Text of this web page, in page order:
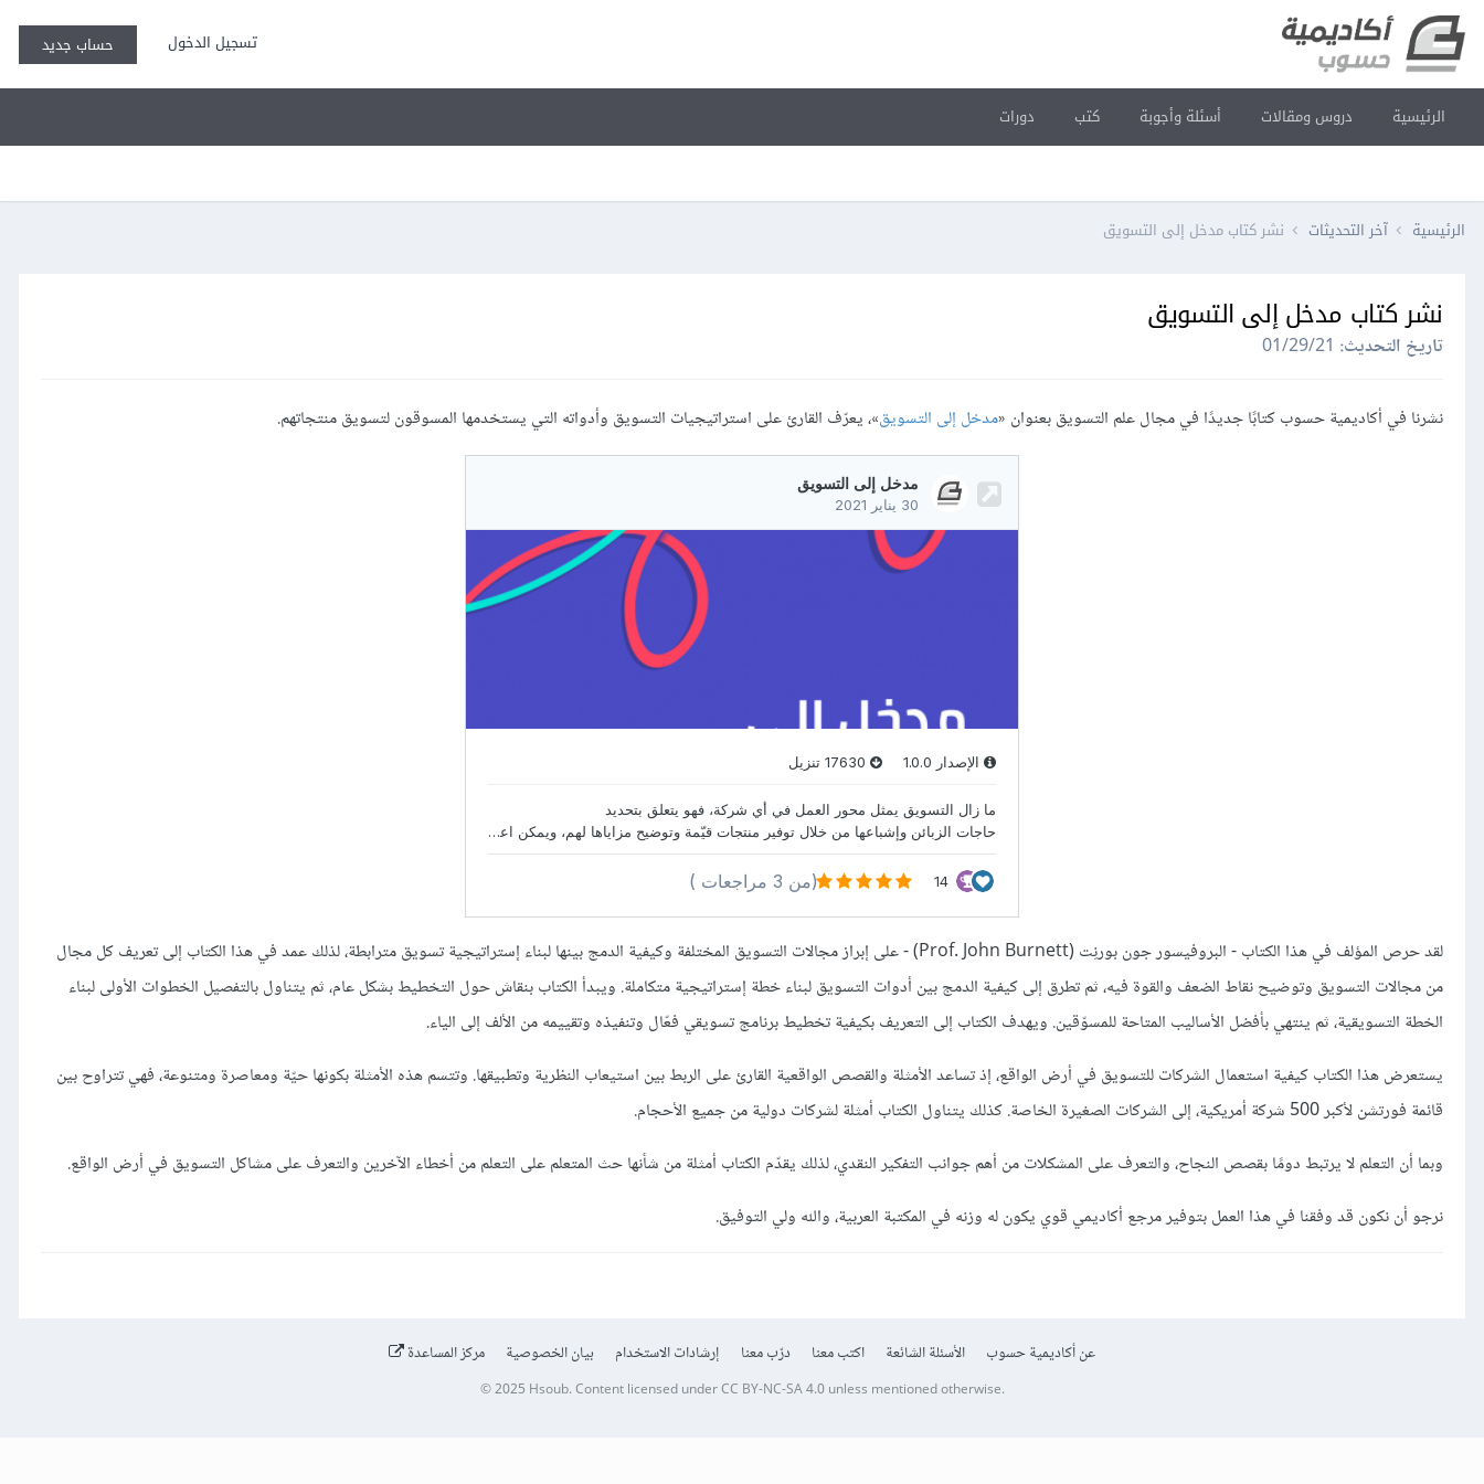
تسجيل الدخول حساب جديد
الرئيسية دروس ومقالات أسئلة وأجوبة كتب دورات
الرئيسية آخر التحديثات نشر كتاب مدخل إلى التسويق
نشر كتاب مدخل إلى التسويق
تاريخ التحديث:
نشرنا في أكاديمية حسوب كتابًا جديدًا في مجال علم التسويق بعنوان «مدخل إلى التسويق»، يعرّف القارئ على استراتيجيات التسويق وأدواته التي يستخدمها المسوقون لتسويق منتجاتهم.
لقد حرص المؤلف في هذا الكتاب - البروفيسور جون بورنِت (Prof. John Burnett) - على إبراز مجالات التسويق المختلفة وكيفية الدمج بينها لبناء إستراتيجية تسويق مترابطة، لذلك عمد في هذا الكتاب إلى تعريف كل مجال
من مجالات التسويق وتوضيح نقاط الضعف والقوة فيه، ثم تطرق إلى كيفية الدمج بين أدوات التسويق لبناء خطة إستراتيجية متكاملة. ويبدأ الكتاب بنقاش حول التخطيط بشكل عام، ثم يتناول بالتفصيل الخطوات الأولى لبناء
الخطة التسويقية، ثم ينتهي بأفضل الأساليب المتاحة للمسوّقين. ويهدف الكتاب إلى التعريف بكيفية تخطيط برنامج تسويقي فعّال وتنفيذه وتقييمه من الألف إلى الياء.
يستعرض هذا الكتاب كيفية استعمال الشركات للتسويق في أرض الواقع، إذ تساعد الأمثلة والقصص الواقعية القارئ على الربط بين استيعاب النظرية وتطبيقها. وتتسم هذه الأمثلة بكونها حيّة ومعاصرة ومتنوعة، فهي تتراوح بين
قائمة فورتشن لأكبر 500 شركة أمريكية، إلى الشركات الصغيرة الخاصة. كذلك يتناول الكتاب أمثلة لشركات دولية من جميع الأحجام.
وبما أن التعلم لا يرتبط دومًا بقصص النجاح، والتعرف على المشكلات من أهم جوانب التفكير النقدي، لذلك يقدّم الكتاب أمثلة من شأنها حث المتعلم على التعلم من أخطاء الآخرين والتعرف على مشاكل التسويق في أرض الواقع.
نرجو أن نكون قد وفقنا في هذا العمل بتوفير مرجع أكاديمي قوي يكون له وزنه في المكتبة العربية، والله ولي التوفيق.
عن أكاديمية حسوب الأسئلة الشائعة اكتب معنا درّب معنا إرشادات الاستخدام بيان الخصوصية مركز المساعدة
© 2025 Hsoub.Content licensed underCC BY-NC-SA 4.0unless mentioned otherwise.